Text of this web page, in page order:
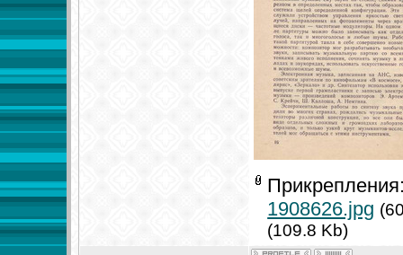
1908626.jpg
(109.8 Kb)